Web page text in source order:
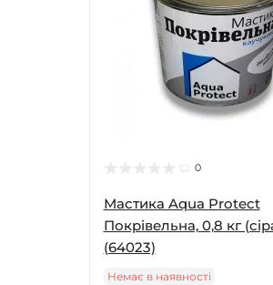
0
Мастика Aqua Protect
Покрівельна, 0,8 кг
(64023)
Немає в наявності